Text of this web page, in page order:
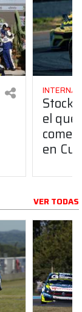
Stock
el
en
VER TODAS